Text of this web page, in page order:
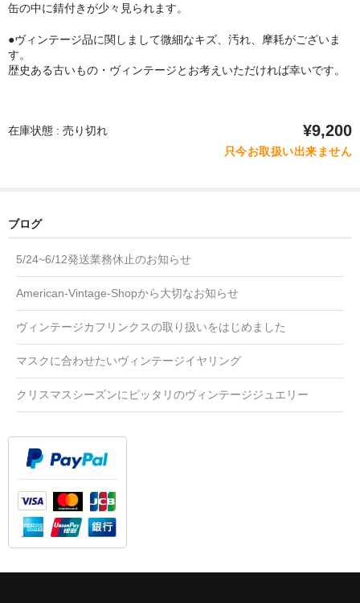
缶の中に錆付きが少々見られます。
●ヴィンテージ品に関しまして微細なキズ、汚れ、摩耗がございま
す。
歴史ある古いもの・ヴィンテージとお考えいただければ幸いです。
在庫状態 : 売り切れ ¥9,200
只今お取扱い出来ません
ブログ
5/24~6/12発送業務休止のお知らせ
American-Vintage-Shopから大切なお知らせ
ヴィンテージカフリンクスの取り扱いをはじめました
マスクに合わせたいヴィンテージイヤリング
クリスマスシーズンにピッタリのヴィンテージジュエリー